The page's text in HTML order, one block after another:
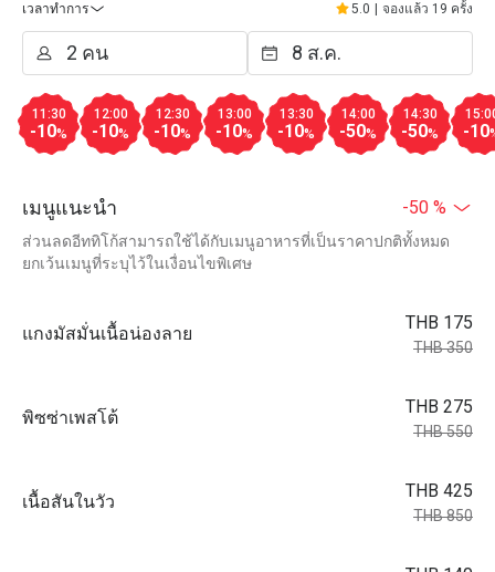
เวลาทำการ
5.0 จองแล้ว 19 ครั้ง
11:30
-10%
12:00
-10%
12:30
-10%
13:00
-10%
13:30
-10%
14:00
-50%
14:30
-50% -10
เมนูแนะนำ -50 %
ส่วนลดอีททิโก้สามารถใช้ได้กับเมนูอาหารที่เป็นราคาปกติทั้งหมด
ยกเว้นเมนูที่ระบุไว้ในเงื่อนไขพิเศษ
แกงมัสมั่นเนื้อน่องลาย
THB 175
THB 350
พิซซ่าเพสโต้
THB 275
THB 550
เนื้อสันในวัว
THB 425
THB 850